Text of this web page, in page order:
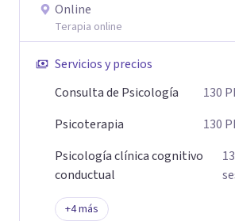
Online
Terapia online
Servicios y precios
Consulta de Psicología
130
Psicoterapia
130
Psicología clínica cognitivo
conductual
+4más